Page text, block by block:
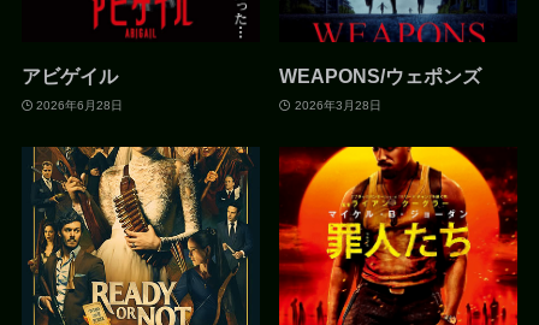
アビゲイル
2026年6月28日
WEAPONS/ウェポンズ
2026年3月28日